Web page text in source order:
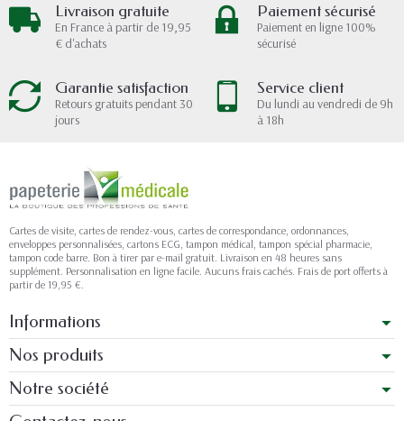
Livraison gratuite
En France à partir de 19,95
€ d'achats
Paiement sécurisé
Paiement en ligne 100%
sécurisé
Garantie satisfaction
Retours gratuits pendant 30
jours
Service client
Du lundi au vendredi de 9h
à 18h
Cartes de visite, cartes de rendez-vous, cartes de correspondance, ordonnances,
enveloppes personnalisées, cartons ECG, tampon médical, tampon spécial pharmacie,
tampon code barre. Bon à tirer par e-mail gratuit. Livraison en 48 heures sans
supplément. Personnalisation en ligne facile. Aucuns frais cachés. Frais de port offerts à
partir de 19,95 €.
Informations
Nos produits
Notre société